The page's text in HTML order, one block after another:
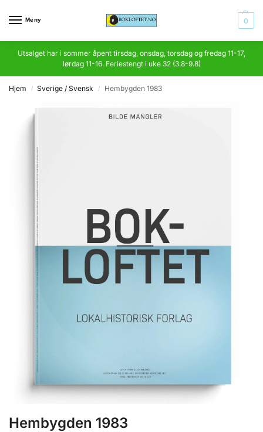
Meny 0
Utsalget har i sommer åpent tirsdag, onsdag, torsdag og fredag 11-17,
lørdag 11-16. Feriestengt i uke 32 (3.8-9.8)
Hjem / Sverige / Svensk / Hembygden 1983
Hembygden 1983